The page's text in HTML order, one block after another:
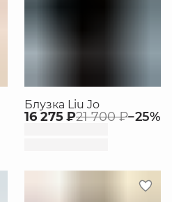
Блузка Liu Jo
16 275 ₽21 700 ₽−25%